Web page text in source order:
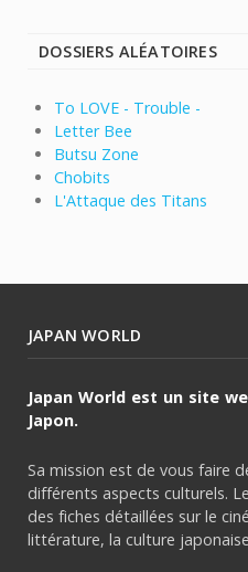
DOSSIERS ALÉATOIRES
To LOVE - Trouble -
Letter Bee
Butsu Zone
Chobits
L'Attaque des Titans
JAPAN WORLD
Japan World est un site
Japon.
Sa mission est de vous faire
différents aspects culturels.
des fiches détaillées sur le
littérature, la culture